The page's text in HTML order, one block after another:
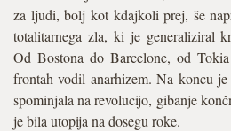
za ljudi, bolj kot kdajkoli prej, še
totalitarnega zla, ki je generaliziral
Od Bostona do Barcelone, od
frontah vodil anarhizem. Na koncu
spominjala na revolucijo, gibanje
je bila utopija na dosegu roke.